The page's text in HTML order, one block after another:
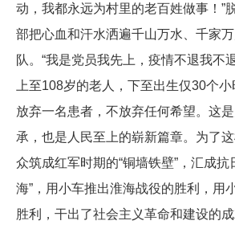
动，我都永远为村里的老百姓做事！”
部把心血和汗水洒遍千山万水、千家
队。“我是党员我先上，疫情不退我不
上至108岁的老人，下至出生仅30个
放弃一名患者，不放弃任何希望。这
承，也是人民至上的崭新篇章。为了
众筑成红军时期的“铜墙铁壁”，汇成抗
海”，用小车推出淮海战役的胜利，用
胜利，干出了社会主义革命和建设的